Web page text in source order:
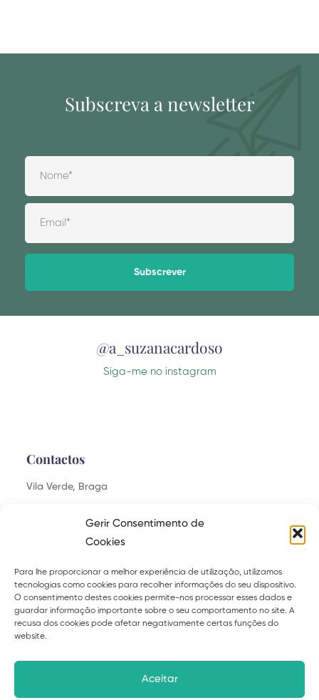
Gerir Consentimento de
Cookies
Para lhe proporcionar a melhor experiência de utilização, utilizamos
tecnologias como cookies para recolher informações do seu dispositivo.
O consentimento destes cookies permite-nos processar esses dados e
guardar informação importante sobre o seu comportamento no site. A
recusa dos cookies pode afetar negativamente certas funções do
website.
Aceitar
Subscreva a newsletter
@a_suzanacardoso
Siga-me no instagram
Contactos
Vila Verde, Braga
Explora
Sobre Serviços